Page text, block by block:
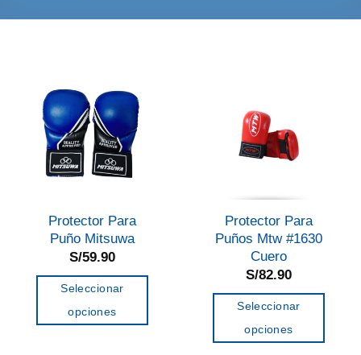
Protector Para
Puño Mitsuwa
S/59.90
Seleccionar
opciones
Protector Para
Puños Mtw #1630
Cuero
S/82.90
Seleccionar
opciones